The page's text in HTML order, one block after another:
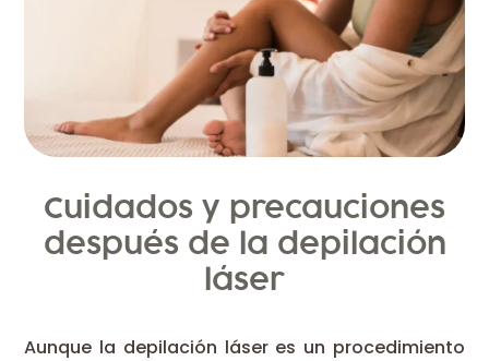
Cuidados y precauciones
después de la depilación
láser
Aunque la depilación láser es un procedimiento